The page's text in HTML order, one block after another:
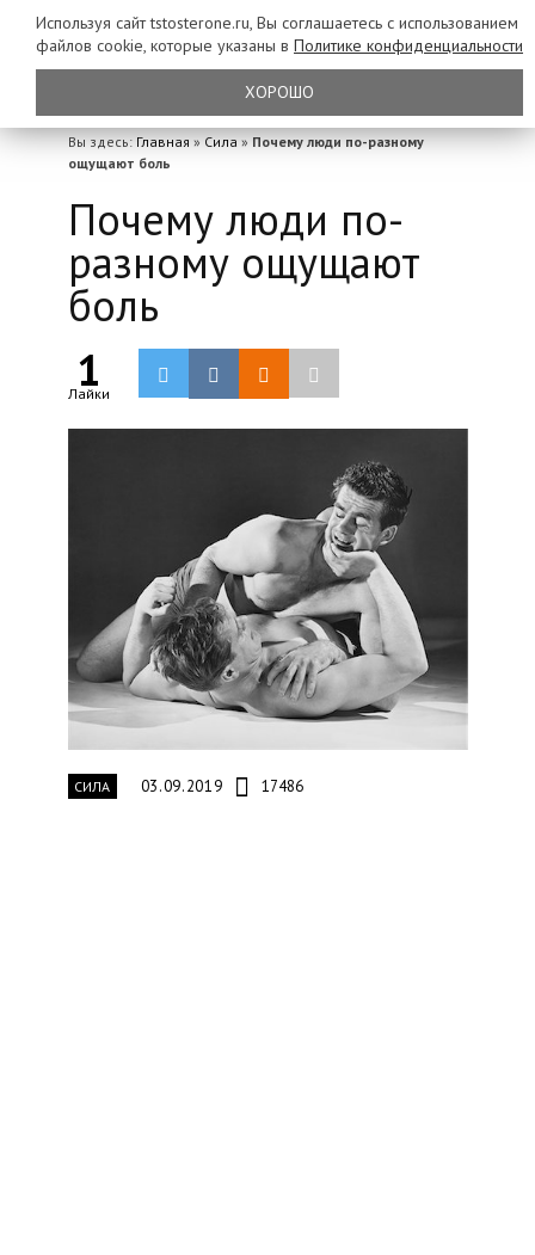
Вы здесь: Главная » Сила » Почему люди по-разному
ощущают боль
Почему люди по-
разному ощущают
боль
1
Лайки
СИЛА 03.09.2019 17486
Используя сайт tstosterone.ru, Вы соглашаетесь с использованием
файлов cookie, которые указаны в Политике конфиденциальности
ХОРОШО